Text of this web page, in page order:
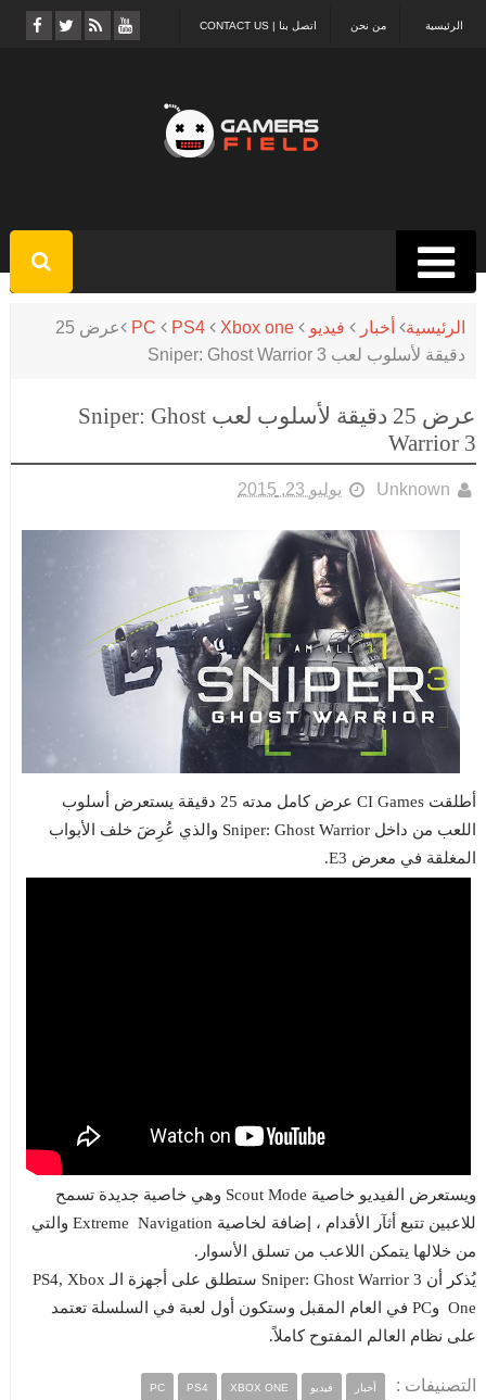
اتصل بنا | CONTACT US من نحن الرئيسية
الرئيسية أخبار فيديو PC PS4 Xbox one
عرض 25
دقيقة لأسلوب لعب Sniper: Ghost Warrior 3
عرض 25 دقيقة لأسلوب لعب Sniper: Ghost
Warrior 3
Unknown يوليو 23, 2015
أطلقت CI Games عرض كامل مدته 25 دقيقة يستعرض أسلوب
اللعب من داخل Sniper: Ghost Warrior والذي عُرِضَ خلف الأبواب
المغلقة في معرض E3.
ويستعرض الفيديو خاصية Scout Mode وهي خاصية جديدة تسمح
للاعبين تتبع أثآر الأقدام ، إضافة لخاصية Extreme Navigation والتي
من خلالها يتمكن اللاعب من تسلق الأسوار.
يُذكر أن Sniper: Ghost Warrior 3 ستطلق على أجهزة الـ PS4, Xbox
One وPC في العام المقبل وستكون أول لعبة في السلسلة تعتمد
على نظام العالم المفتوح كاملاً.
التصنيفات : أخبار فيديو PC PS4 XBOX ONE